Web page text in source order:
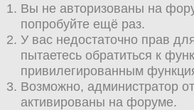
Вы не авторизованы на
попробуйте ещё раз.
У вас недостаточно прав
пытаетесь обратиться к
привилегированным
Возможно, администратор
активированы на форуме.